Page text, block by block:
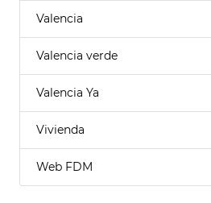
Valencia
Valencia verde
Valencia Ya
Vivienda
Web FDM